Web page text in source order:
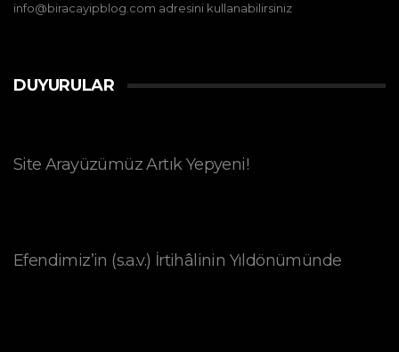
info@biracayipblog.com adresini kullanabilirsiniz
DUYURULAR
Site Arayüzümüz Artık Yepyeni!
Efendimiz’in (s.a.v.) İrtihâlinin Yıldönümünde